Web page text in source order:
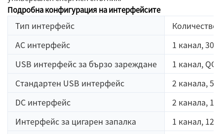
Подробна конфигурация на интерфейсите
Тип интерфейс
AC интерфейс
1 канал,
USB интерфейс за бързо зареждане
1 канал,
Стандартен USB интерфейс
2 канала,
DC интерфейс
2 канала,
Интерфейс за цигарен запалка
1 канал,